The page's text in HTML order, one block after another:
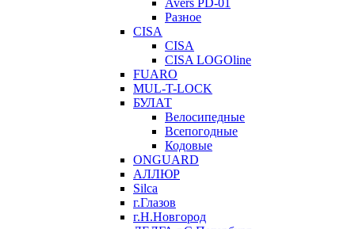
Avers PD-01
Разное
CISA
CISA
CISA LOGOline
FUARO
MUL-T-LOCK
БУЛАТ
Велосипедные
Всепогодные
Кодовые
ONGUARD
АЛЛЮР
Silca
г.Глазов
г.Н.Новгород